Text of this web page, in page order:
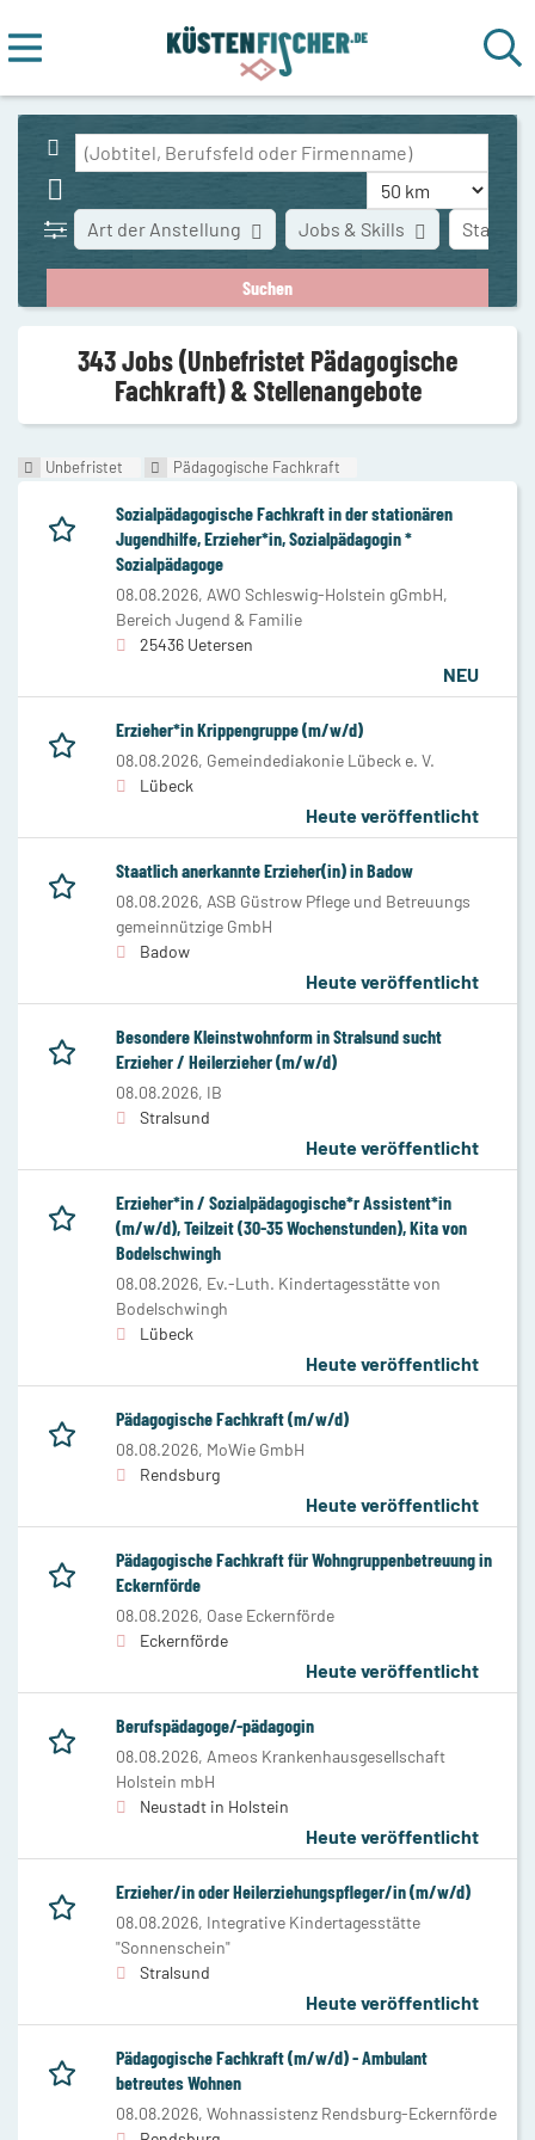
Stadt
Art der Anstellung Jobs & Skills
343 Jobs (Unbefristet Pädagogische
Fachkraft) & Stellenangebote
Unbefristet Pädagogische Fachkraft
Sozialpädagogische Fachkraft in der stationären
Jugendhilfe, Erzieher*in, Sozialpädagogin *
Sozialpädagoge
08.08.2026, AWO Schleswig-Holstein gGmbH,
Bereich Jugend & Familie
25436 Uetersen
NEU
Erzieher*in Krippengruppe (m/w/d)
08.08.2026, Gemeindediakonie Lübeck e. V.
Lübeck
Heute veröffentlicht
Staatlich anerkannte Erzieher(in) in Badow
08.08.2026, ASB Güstrow Pflege und Betreuungs
gemeinnützige GmbH
Badow
Heute veröffentlicht
Besondere Kleinstwohnform in Stralsund sucht
Erzieher / Heilerzieher (m/w/d)
08.08.2026, IB
Stralsund
Heute veröffentlicht
Erzieher*in / Sozialpädagogische*r Assistent*in
(m/w/d), Teilzeit (30-35 Wochenstunden), Kita von
Bodelschwingh
08.08.2026, Ev.-Luth. Kindertagesstätte von
Bodelschwingh
Lübeck
Heute veröffentlicht
Pädagogische Fachkraft (m/w/d)
08.08.2026, MoWie GmbH
Rendsburg
Heute veröffentlicht
Pädagogische Fachkraft für Wohngruppenbetreuung in
Eckernförde
08.08.2026, Oase Eckernförde
Eckernförde
Heute veröffentlicht
Berufspädagoge/-pädagogin
08.08.2026, Ameos Krankenhausgesellschaft
Holstein mbH
Neustadt in Holstein
Heute veröffentlicht
Erzieher/in oder Heilerziehungspfleger/in (m/w/d)
08.08.2026, Integrative Kindertagesstätte
"Sonnenschein"
Stralsund
Heute veröffentlicht
Pädagogische Fachkraft (m/w/d) - Ambulant
betreutes Wohnen
08.08.2026, Wohnassistenz Rendsburg-Eckernförde